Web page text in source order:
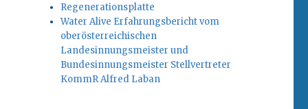
Regenerationsplatte
Water Alive Erfahrungsbericht vom
oberösterreichischen
Landesinnungsmeister und
Bundesinnungsmeister Stellvertreter
KommR Alfred Laban